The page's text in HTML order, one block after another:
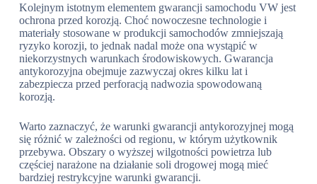
Kolejnym istotnym elementem gwarancji samochodu VW jest
ochrona przed korozją. Choć nowoczesne technologie i
materiały stosowane w produkcji samochodów zmniejszają
ryzyko korozji, to jednak nadal może ona wystąpić w
niekorzystnych warunkach środowiskowych. Gwarancja
antykorozyjna obejmuje zazwyczaj okres kilku lat i
zabezpiecza przed perforacją nadwozia spowodowaną
korozją.
Warto zaznaczyć, że warunki gwarancji antykorozyjnej mogą
się różnić w zależności od regionu, w którym użytkownik
przebywa. Obszary o wyższej wilgotności powietrza lub
częściej narażone na działanie soli drogowej mogą mieć
bardziej restrykcyjne warunki gwarancji.